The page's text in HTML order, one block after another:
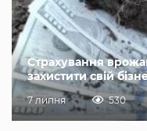
Страхування
захистити свій
7 липня 530